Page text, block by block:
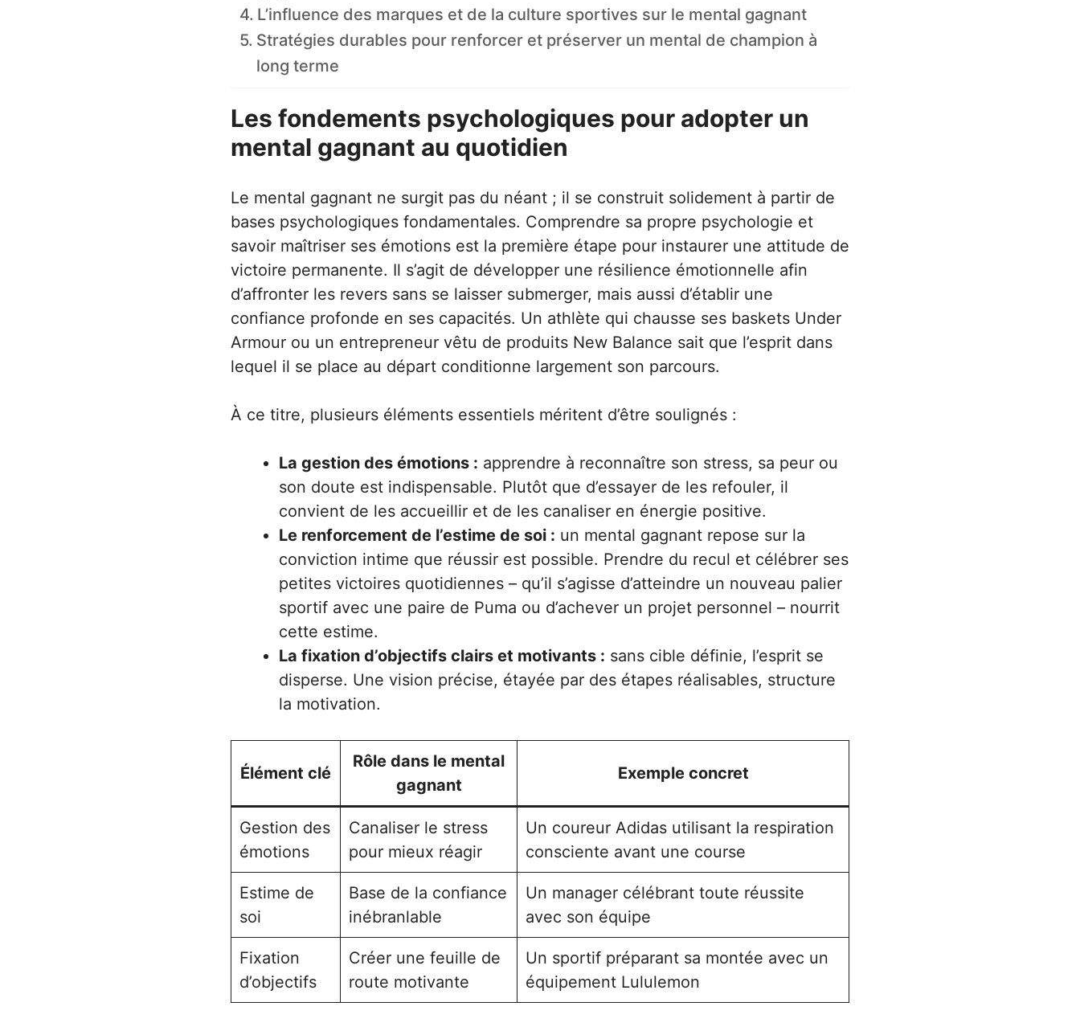
L’influence des marques et de la culture sportives sur le mental gagnant
Stratégies durables pour renforcer et préserver un mental de champion à
long terme
Les fondements psychologiques pour adopter un
mental gagnant au quotidien
Le mental gagnant ne surgit pas du néant ; il se construit solidement à partir de
bases psychologiques fondamentales. Comprendre sa propre psychologie et
savoir maîtriser ses émotions est la première étape pour instaurer une attitude de
victoire permanente. Il s’agit de développer une résilience émotionnelle afin
d’affronter les revers sans se laisser submerger, mais aussi d’établir une
confiance profonde en ses capacités. Un athlète qui chausse ses baskets Under
Armour ou un entrepreneur vêtu de produits New Balance sait que l’esprit dans
lequel il se place au départ conditionne largement son parcours.
À ce titre, plusieurs éléments essentiels méritent d’être soulignés :
La gestion des émotions : apprendre à reconnaître son stress, sa peur ou
son doute est indispensable. Plutôt que d’essayer de les refouler, il
convient de les accueillir et de les canaliser en énergie positive.
Le renforcement de l’estime de soi : un mental gagnant repose sur la
conviction intime que réussir est possible. Prendre du recul et célébrer ses
petites victoires quotidiennes – qu’il s’agisse d’atteindre un nouveau palier
sportif avec une paire de Puma ou d’achever un projet personnel – nourrit
cette estime.
La fixation d’objectifs clairs et motivants : sans cible définie, l’esprit se
disperse. Une vision précise, étayée par des étapes réalisables, structure
la motivation.
Élément clé
Rôle dans le mental
gagnant
Exemple concret
Gestion des
émotions
Canaliser le stress
pour mieux réagir
Un coureur Adidas utilisant la respiration
consciente avant une course
Estime de
soi
Base de la confiance
inébranlable
Un manager célébrant toute réussite
avec son équipe
Fixation
d’objectifs
Créer une feuille de
route motivante
Un sportif préparant sa montée avec un
équipement Lululemon